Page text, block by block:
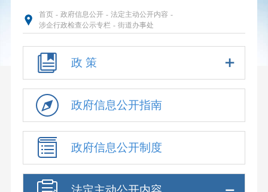
首页 - 政府信息公开 - 法定主动公开内容 -
涉企行政检查公示专栏 - 街道办事处
政 策
政府信息公开指南
政府信息公开制度